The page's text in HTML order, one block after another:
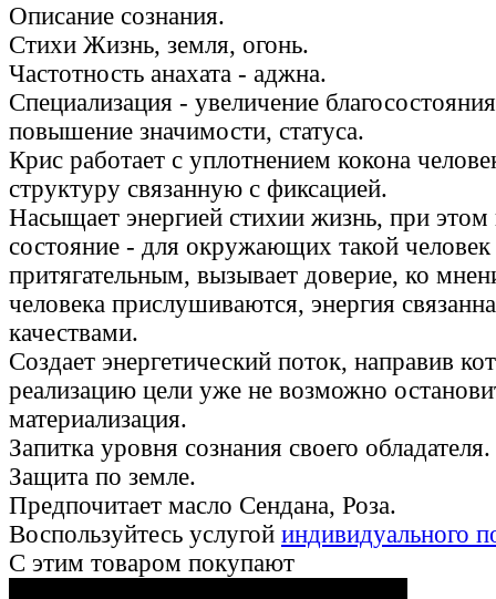
Описание сознания.
Стихи Жизнь, земля, огонь.
Частотность анахата - аджна.
Специализация - увеличение
повышение значимости, статуса.
Крис работает с уплотнением кокона
структуру связанную с фиксацией.
Насыщает энергией стихии жизнь, при этом
состояние - для окружающих такой человек
притягательным, вызывает доверие, ко
человека прислушиваются, энергия
качествами.
Создает энергетический поток, направив
реализацию цели уже не возможно
материализация.
Запитка уровня сознания своего обладателя.
Защита по земле.
Предпочитает масло Сендана, Роза.
Воспользуйтесь услугой индивидуального
С этим товаром покупают